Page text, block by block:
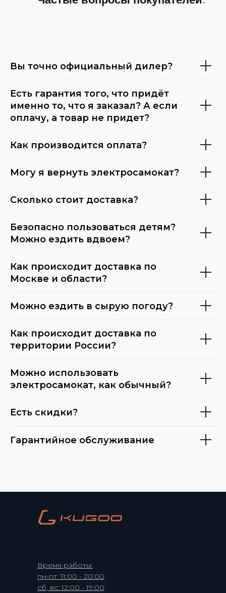
Вы точно официальный дилер?
Есть гарантия того, что придёт
именно то, что я заказал? А если
оплачу, а товар не придет?
Как производится оплата?
Могу я вернуть электросамокат?
Сколько стоит доставка?
Безопасно пользоваться детям?
Можно ездить вдвоем?
Как происходит доставка по
Москве и области?
Можно ездить в сырую погоду?
Как происходит доставка по
территории России?
Можно использовать
электросамокат, как обычный?
Есть скидки?
Гарантийное обслуживание
Время работы:
пн-пт: 11:00 - 20:00
сб, вс: 12:00 - 19:00